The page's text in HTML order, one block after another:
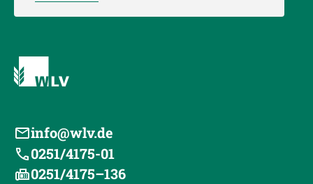
info@wlv.de
0251/4175-01
0251/4175–136